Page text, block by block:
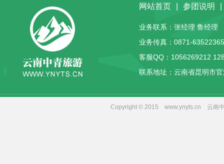
网站首页 参团说明
业务联系：张经理 鲁经理
业务传真：0871-
客服QQ： 1056269212
联系地址：云南省昆明市
Copyright © 2015 www.ynyts.cn 云南